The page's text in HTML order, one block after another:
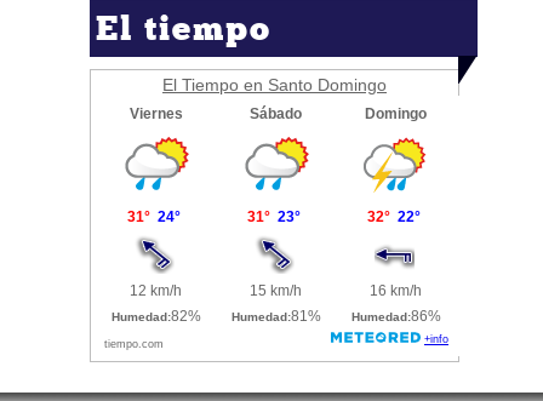
El tiempo
El Tiempo en Santo Domingo